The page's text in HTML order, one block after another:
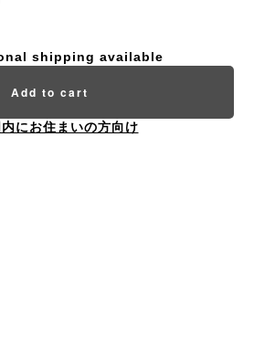
shipping available
Add to cart
内にお住まいの方向け